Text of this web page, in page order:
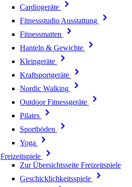
Cardiogeräte
Fitnessstudio Ausstattung
Fitnessmatten
Hanteln & Gewichte
Kleingeräte
Kraftsportgeräte
Nordic Walking
Outdoor Fitnessgeräte
Pilates
Sportböden
Yoga
Freizeitspiele
Zur Übersichtsseite Freizeitspiele
Geschicklichkeitsspiele